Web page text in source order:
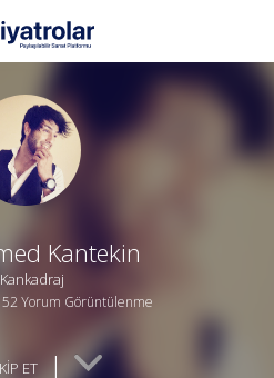
Kantekin
Yorum Görüntülenme
ET |